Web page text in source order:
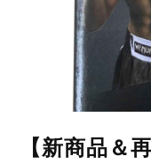
【新商品＆